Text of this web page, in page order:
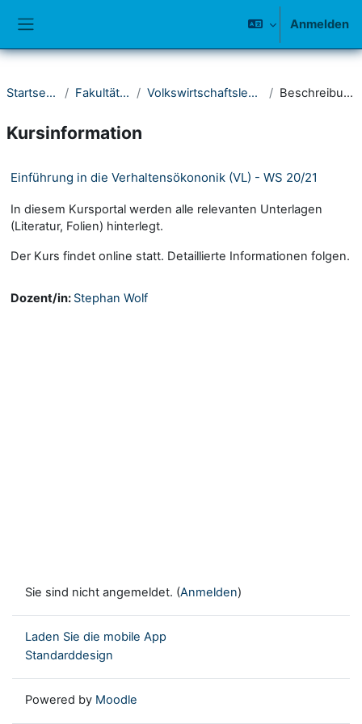
Anmelden
Startseite Fakultät III Volkswirtschaftslehre Beschreibung
Kursinformation
Einführung in die Verhaltensökononik (VL) - WS 20/21
In diesem Kursportal werden alle relevanten Unterlagen
(Literatur, Folien) hinterlegt.
Der Kurs findet online statt. Detaillierte Informationen folgen.
Dozent/in: Stephan Wolf
Sie sind nicht angemeldet. (Anmelden)
Laden Sie die mobile App
Standarddesign
Powered by Moodle